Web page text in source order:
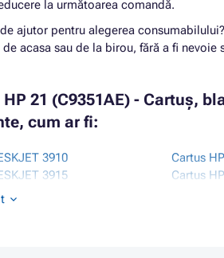
la următoarea comandă.
ajutor pentru alegerea
acasa sau de la birou, fără a fi nevoie
21 (C9351AE) - Cartuș,
cum ar fi:
3910
3915
3920
Cartus
Cartus